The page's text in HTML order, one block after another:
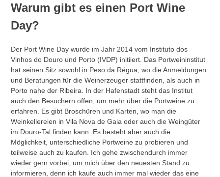
Warum gibt es einen Port Wine
Day?
Der Port Wine Day wurde im Jahr 2014 vom Instituto dos
Vinhos do Douro und Porto (IVDP) initiiert. Das Portweininstitut
hat seinen Sitz sowohl in Peso da Régua, wo die Anmeldungen
und Beratungen für die Weinerzeuger stattfinden, als auch in
Porto nahe der Ribeira. In der Hafenstadt steht das Institut
auch den Besuchern offen, um mehr über die Portweine zu
erfahren. Es gibt Broschüren und Karten, wo man die
Weinkellereien in Vila Nova de Gaia oder auch die Weingüter
im Douro-Tal finden kann. Es besteht aber auch die
Möglichkeit, unterschiedliche Portweine zu probieren und
teilweise auch zu kaufen. Ich gehe zwischendurch immer
wieder gern vorbei, um mich über den neuesten Stand zu
informieren, denn ich kaufe auch immer mal wieder das eine